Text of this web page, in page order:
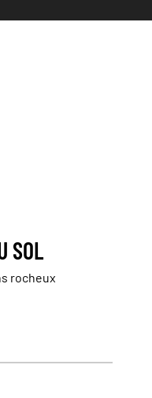
SOL
rocheux